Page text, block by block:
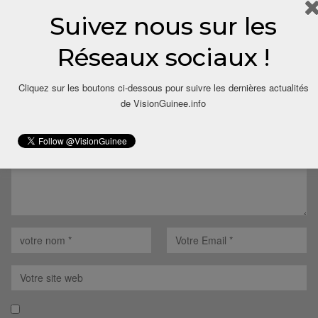
LAISSER UN COMMENTAIRE
Votre adresse email ne sera pas publiée.
Suivez nous sur les
Réseaux sociaux !
Cliquez sur les boutons ci-dessous pour suivre les dernières actualités
de VisionGuinee.info